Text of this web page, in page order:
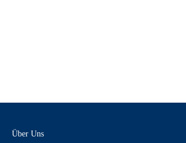
Über Uns